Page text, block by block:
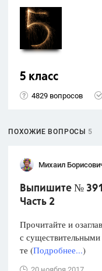
5 класс
4829 вопросов
ПОХОЖИЕ ВОПРОСЫ 5
Михаил
Выпишите №
Часть 2
Прочитайте и
с
те (Подробнее...)